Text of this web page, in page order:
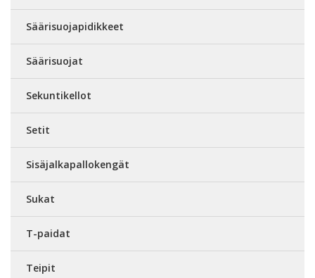
Säärisuojapidikkeet
Säärisuojat
Sekuntikellot
Setit
Sisäjalkapallokengät
Sukat
T-paidat
Teipit